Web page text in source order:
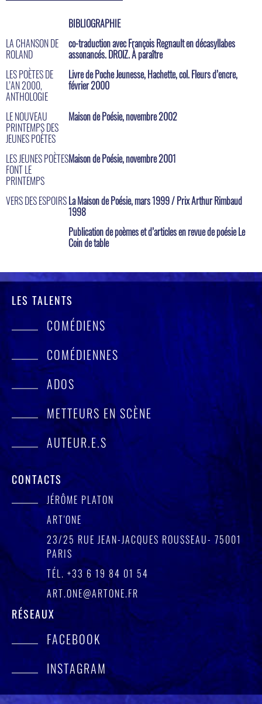
BIBLIOGRAPHIE
LA CHANSON DE
ROLAND
co-traduction avec François Regnault en décasyllabes
assonancés. DROlZ. À paraître
LES POÈTES DE
L’AN 2000,
ANTHOLOGIE
Livre de Poche Jeunesse, Hachette, col. Fleurs d’encre,
février 2000
LE NOUVEAU
PRINTEMPS DES
JEUNES POÈTES
Maison de Poésie, novembre 2002
LES JEUNES POÈTES
FONT LE
PRINTEMPS
Maison de Poésie, novembre 2001
VERS DES ESPOIRSLa Maison de Poésie, mars 1999 / Prix Arthur Rimbaud
1998
Publication de poèmes et d’articles en revue de poésie Le
Coin de table
LES TALENTS
COMÉDIENS
COMÉDIENNES
ADOS
METTEURS EN SCÈNE
AUTEUR.E.S
CONTACTS
JÉRÔME PLATON
ART'ONE
23/25 RUE JEAN-JACQUES ROUSSEAU- 75001
PARIS
TÉL. +33 6 19 84 01 54
ART.ONE@ARTONE.FR
RÉSEAUX
FACEBOOK
INSTAGRAM